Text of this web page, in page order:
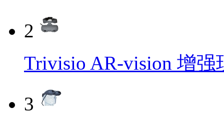
2
Trivisio AR-vision 增强
3